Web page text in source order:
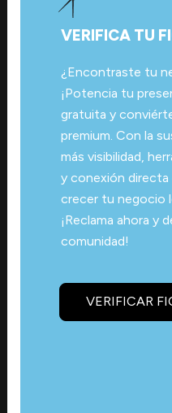
VERIFICA TU
¿Encontraste tu
¡Potencia tu
gratuita y
premium. Con la
más visibilidad,
y conexión
crecer tu negocio
¡Reclama ahora y
comunidad!
VERIFICAR